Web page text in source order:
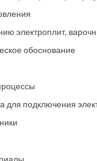
электроплит,
обоснование
для подключения